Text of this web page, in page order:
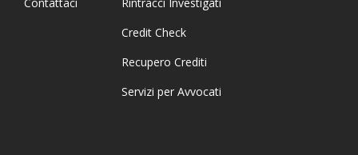
Credit Check
Recupero Crediti
Servizi per Avvocati